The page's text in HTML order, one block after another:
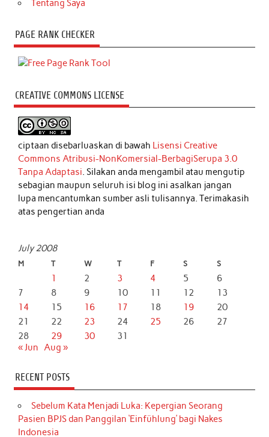
Tentang Saya
PAGE RANK CHECKER
CREATIVE COMMONS LICENSE
ciptaan disebarluaskan di bawah Lisensi Creative
Commons Atribusi-NonKomersial-BerbagiSerupa 3.0
Tanpa Adaptasi. Silakan anda mengambil atau mengutip
sebagian maupun seluruh isi blog ini asalkan jangan
lupa mencantumkan sumber asli tulisannya. Terimakasih
atas pengertian anda
July 2008
M T W T F S S
1 2 3 4 5
6
7
8 9 10 11 12
13
14
15 16 17 18 19
20
21
22 23 24 25 26
27
28
29 30
31
« Jun Aug »
RECENT POSTS
Sebelum Kata Menjadi Luka: Kepergian Seorang
Pasien BPJS dan Panggilan ‘Einfühlung’ bagi Nakes
Indonesia